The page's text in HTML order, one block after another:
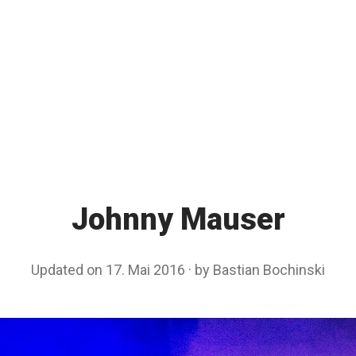
Johnny Mauser
Updated on 17. Mai 2016 1
M
a
i
by Bastian Bochinski